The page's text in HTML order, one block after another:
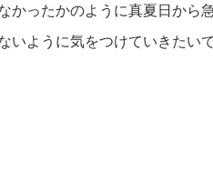
かったかのように真夏日から
いように気をつけていきたい